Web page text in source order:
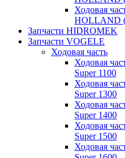
Ходовая
HOLLAND
Запчасти HIDROMEK
Запчасти VOGELE
Ходовая часть
Ходовая
Super 1100
Ходовая
Super 1300
Ходовая
Super 1400
Ходовая
Super 1500
Ходовая